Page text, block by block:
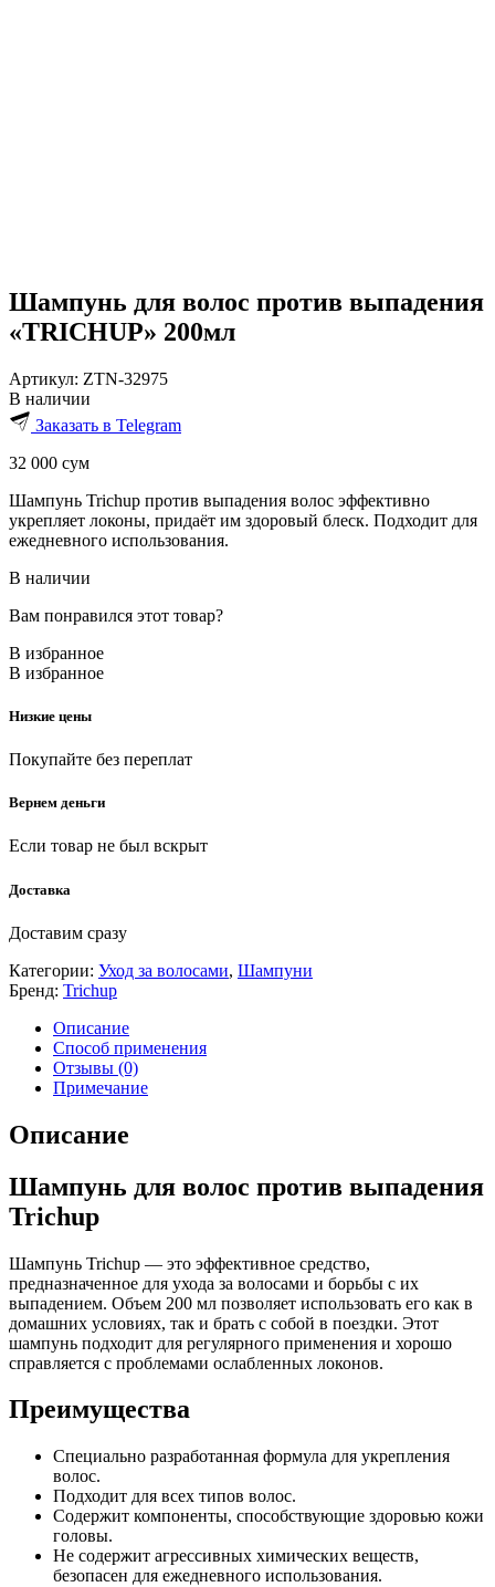
Шампунь для волос против выпадения
«TRICHUP» 200мл
Артикул: ZTN-32975
В наличии
Заказать в Telegram
32 000 сум
Шампунь Trichup против выпадения волос эффективно
укрепляет локоны, придаёт им здоровый блеск. Подходит для
ежедневного использования.
В наличии
Вам понравился этот товар?
В избранное
В избранное
Низкие цены
Покупайте без переплат
Вернем деньги
Если товар не был вскрыт
Доставка
Доставим сразу
Категории: Уход за волосами, Шампуни
Бренд: Trichup
Описание
Способ применения
Отзывы (0)
Примечание
Описание
Шампунь для волос против выпадения
Trichup
Шампунь Trichup — это эффективное средство,
предназначенное для ухода за волосами и борьбы с их
выпадением. Объем 200 мл позволяет использовать его как в
домашних условиях, так и брать с собой в поездки. Этот
шампунь подходит для регулярного применения и хорошо
справляется с проблемами ослабленных локонов.
Преимущества
Специально разработанная формула для укрепления
волос.
Подходит для всех типов волос.
Содержит компоненты, способствующие здоровью кожи
головы.
Не содержит агрессивных химических веществ,
безопасен для ежедневного использования.